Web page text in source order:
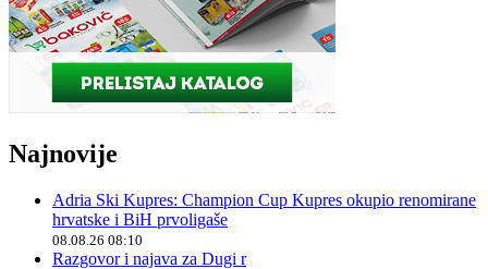
Najnovije
Adria Ski Kupres: Champion Cup Kupres okupio renomirane
hrvatske i BiH prvoligaše
08.08.26 08:10
Razgovor i najava za Dugi r